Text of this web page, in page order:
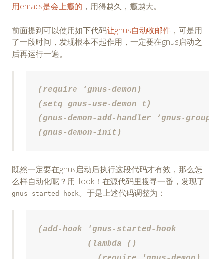
用emacs是会上瘾的 ，用得越久，瘾越大。
前面提到可以使用如下代码让gnus自动收邮件 ，可是用
了一段时间，发现根本不起作用，一定要在gnus启动之
后再运行一遍。
(require ‘gnus-demon)
(setq gnus-use-demon t)
(gnus-demon-add-handler ‘gnus-group-
(gnus-demon-init)
既然一定要在gnus启动后执行这段代码才有效，那么怎
么样自动化呢？用Hook！在源代码里搜寻一番，发现了
gnus-started-hook。于是上述代码调整为：
(add-hook 'gnus-started-hook